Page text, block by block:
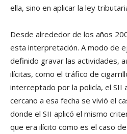
ella, sino en aplicar la ley
Desde alrededor de los años
esta interpretación. A modo de
definido gravar las actividades,
ilícitas, como el tráfico de
interceptado por la policía, el SII
cercano a esa fecha se vivió el
donde el SII aplicó el mismo
que era ilícito como es el caso